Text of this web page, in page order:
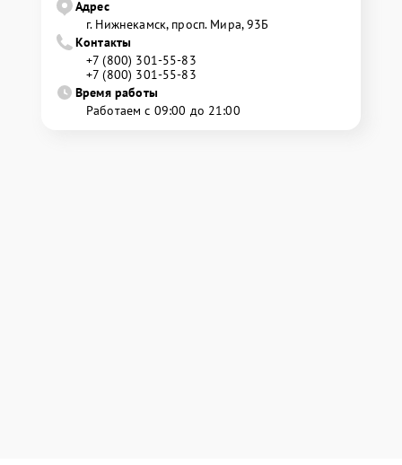
Адрес
г. Нижнекамск, просп. Мира, 93Б
Контакты
+7 (800) 301-55-83
+7 (800) 301-55-83
Время работы
Работаем с 09:00 до 21:00